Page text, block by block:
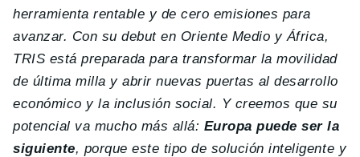
herramienta rentable y de cero emisiones para
avanzar. Con su debut en Oriente Medio y África,
TRIS está preparada para transformar la movilidad
de última milla y abrir nuevas puertas al desarrollo
económico y la inclusión social. Y creemos que su
potencial va mucho más allá: Europa puede ser la
siguiente, porque este tipo de solución inteligente y